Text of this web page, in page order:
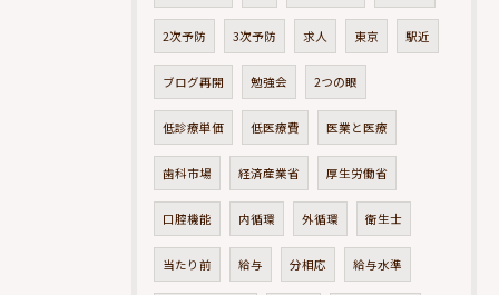
2次予防 3次予防 求人 東京 駅近
ブログ再開 勉強会 2つの眼
低診療単価 低医療費 医業と医療
歯科市場 経済産業省 厚生労働省
口腔機能 内循環 外循環 衛生士
当たり前 給与 分相応 給与水準